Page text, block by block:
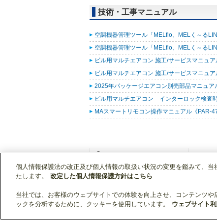
技術・工事マニュアル
空調機器管理ツール「MELflo、MELく～る
空調機器管理ツール「MELflo、MELく～る
ビル用マルチエアコン 施工/サービスマニュ
ビル用マルチエアコン 施工/サービスマニュ
2025年パッケージエアコン別売部品マニュア
ビル用マルチエアコン インターロック検査
MAスマートリモコン操作マニュアル《PAR-
WIN2Kトップ 製品情報
個人情報保護法の改正及び個人情報の取扱い状況の変更を鑑みて、
たします。
改定した個人情報保護方針はこちら
当社では、お客様のウェブサイトでの体験を向上させ、コンテンツ
ックを分析するために、クッキーを使用しています。
ウェブサイト